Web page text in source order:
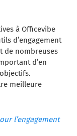
à Officevibe
d’engagement
de nombreuses
d’en
meilleure
l’engagement